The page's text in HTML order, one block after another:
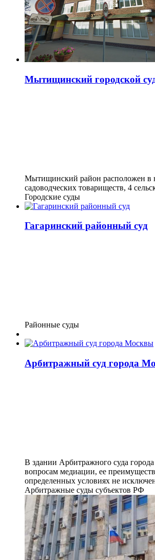
Мытищинский городской
Мытищинский район расположен в
садоводческих товариществ, 4
Городские суды
Гагаринский районный суд
Районные суды
Арбитражный суд города
В здании Арбитражного суда
вопросам медиации, ее
определенных условиях не
Арбитражные суды субъектов РФ